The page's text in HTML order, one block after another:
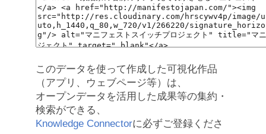
このデータを使って作成した可視化作品
（アプリ、ウェブページ等）は、
オープンデータを活用した成果等の集約・
検索ができる、
Knowledge Connectorに必ずご登録くださ